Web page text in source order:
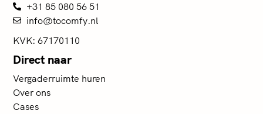
+31 85 080 56 51
info@tocomfy.nl
KVK: 67170110
Direct naar
Vergaderruimte huren
Over ons
Cases